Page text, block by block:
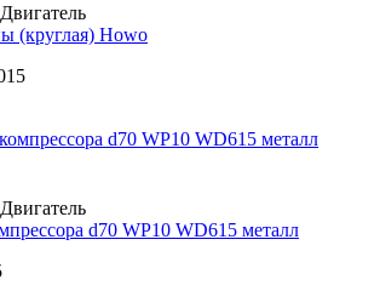
(круглая) Howo
d70 WP10 WD615 металл